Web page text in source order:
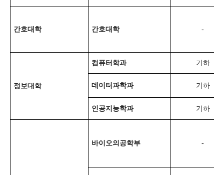
간호대학 간호대학 -
정보대학
컴퓨터학과 기하
데이터과학과 기하
인공지능학과 기하
바이오의공학부 -